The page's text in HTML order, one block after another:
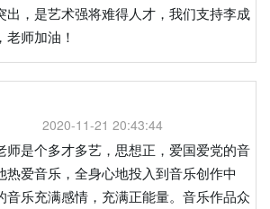
出，是艺术强将难得人才，我们支持李成
老师加油！
2020-11-21 20:43:44
师是个多才多艺，思想正，爱国爱党的音
热爱音乐，全身心地投入到音乐创作中
音乐充满感情，充满正能量。音乐作品众